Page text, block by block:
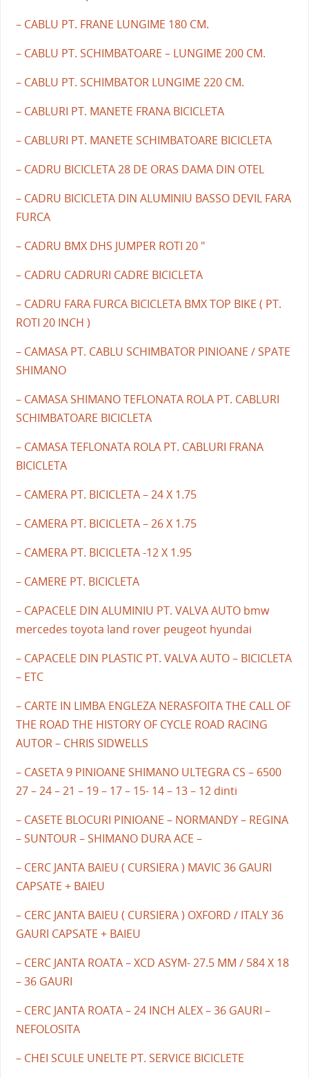
– CABLU PT. FRANE LUNGIME 180 CM.
– CABLU PT. SCHIMBATOARE – LUNGIME 200 CM.
– CABLU PT. SCHIMBATOR LUNGIME 220 CM.
– CABLURI PT. MANETE FRANA BICICLETA
– CABLURI PT. MANETE SCHIMBATOARE BICICLETA
– CADRU BICICLETA 28 DE ORAS DAMA DIN OTEL
– CADRU BICICLETA DIN ALUMINIU BASSO DEVIL FARA
FURCA
– CADRU BMX DHS JUMPER ROTI 20 "
– CADRU CADRURI CADRE BICICLETA
– CADRU FARA FURCA BICICLETA BMX TOP BIKE ( PT.
ROTI 20 INCH )
– CAMASA PT. CABLU SCHIMBATOR PINIOANE / SPATE
SHIMANO
– CAMASA SHIMANO TEFLONATA ROLA PT. CABLURI
SCHIMBATOARE BICICLETA
– CAMASA TEFLONATA ROLA PT. CABLURI FRANA
BICICLETA
– CAMERA PT. BICICLETA – 24 X 1.75
– CAMERA PT. BICICLETA – 26 X 1.75
– CAMERA PT. BICICLETA -12 X 1.95
– CAMERE PT. BICICLETA
– CAPACELE DIN ALUMINIU PT. VALVA AUTO bmw
mercedes toyota land rover peugeot hyundai
– CAPACELE DIN PLASTIC PT. VALVA AUTO – BICICLETA
– ETC
– CARTE IN LIMBA ENGLEZA NERASFOITA THE CALL OF
THE ROAD THE HISTORY OF CYCLE ROAD RACING
AUTOR – CHRIS SIDWELLS
– CASETA 9 PINIOANE SHIMANO ULTEGRA CS – 6500
27 – 24 – 21 – 19 – 17 – 15- 14 – 13 – 12 dinti
– CASETE BLOCURI PINIOANE – NORMANDY – REGINA
– SUNTOUR – SHIMANO DURA ACE –
– CERC JANTA BAIEU ( CURSIERA ) MAVIC 36 GAURI
CAPSATE + BAIEU
– CERC JANTA BAIEU ( CURSIERA ) OXFORD / ITALY 36
GAURI CAPSATE + BAIEU
– CERC JANTA ROATA – XCD ASYM- 27.5 MM / 584 X 18
– 36 GAURI
– CERC JANTA ROATA – 24 INCH ALEX – 36 GAURI –
NEFOLOSITA
– CHEI SCULE UNELTE PT. SERVICE BICICLETE